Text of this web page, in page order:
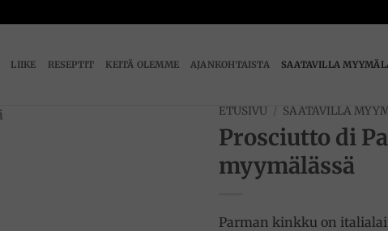
LIIKE RESEPTIT KEITÄ OLEMME AJANKOHTAISTA SAATAVILLA
ETUSIVU / SAATAVILLA
Prosciutto di
myymälässä
Parman kinkku on